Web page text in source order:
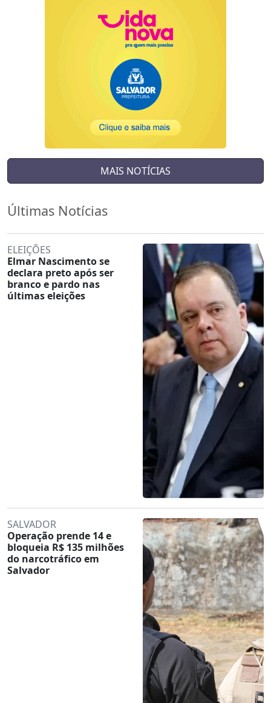
MAIS NOTÍCIAS
Últimas Notícias
ELEIÇÕES
Elmar Nascimento se
declara preto após ser
branco e pardo nas
últimas eleições
SALVADOR
Operação prende 14 e
bloqueia R$ 135 milhões
do narcotráfico em
Salvador